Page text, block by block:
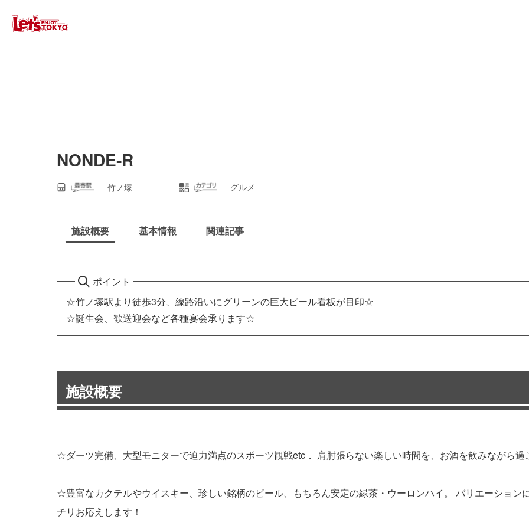
NONDE‐R
竹ノ塚 グルメ
施設概要 基本情報 関連記事
ポイント
☆竹ノ塚駅より徒歩3分、線路沿いにグリーンの巨大ビール看板が目印☆
☆誕生会、歓送迎会など各種宴会承ります☆
施設概要
☆ダーツ完備、大型モニターで迫力満点のスポーツ観戦etc． 肩肘張らない楽しい時間を、お酒を飲みながら過
☆豊富なカクテルやウイスキー、珍しい銘柄のビール、もちろん安定の緑茶・ウーロンハイ。 バリエーショ
チリお応えします！